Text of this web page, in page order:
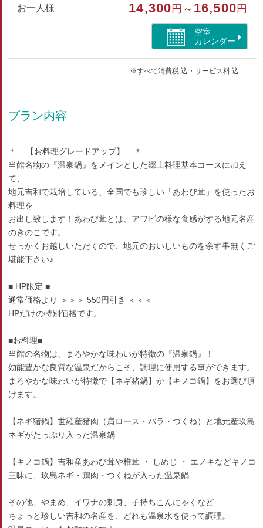
お一人様 14,300 円～ 16,500 円
空室
カレンダー
※すべて消費税 込・サービス料 込
プラン内容
＊==【お料理グレードアップ】==＊
当館名物の『温泉鍋』をメインとした郷土料理基本コースに加え
て、
地元吉和で栽培している、全国でも珍しい「あわび茸」を使ったお
料理を
お出し致します！あわび茸とは、アワビの様な食感がする地元名産
のきのこです。
せっかくお越しいただくので、地元のおいしいものを余す事無くご
堪能下さい♪
■ HP限定 ■
通常価格より ＞＞＞ 550円引き ＜＜＜
HPだけの特別価格です。
■お料理■
当館の名物は、まろやかな味わいが特徴の『温泉鍋』！
効能豊かな良質な温泉だからこそ、調理に使用する事ができます。
まろやかな味わいが特徴で【ネギ猪鍋】か【キノコ鍋】をお選び頂
けます。
【ネギ猪鍋】世羅産猪肉（肩ロース・バラ・つくね）と地元産玖島
ネギがたっぷり入った温泉鍋
【キノコ鍋】吉和産あわび茸や椎茸 ・ しめじ ・ エノキなどキノコ
三昧に、玖島ネギ・鶏肉・つくねが入った温泉鍋
その他、やまめ、イワナの刺身、子持ちこんにゃくなど
ちょっと珍しい吉和の名産を、どれも温泉水を使って調理。